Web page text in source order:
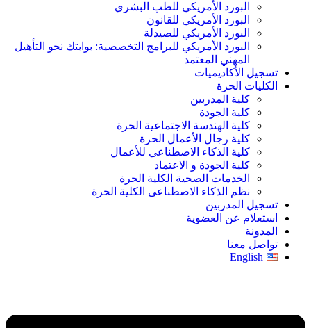
البورد الأمريكي للطب البشري
البورد الأمريكي للقانون
البورد الأمريكي للصيدلة
البورد الأمريكي للبرامج التخصصية: بوابتك نحو التأهيل
المهني المعتمد
تسجيل الأكاديميات
الكليات الحرة
كلية المدربين
كلية الجودة
كلية الهندسة الاجتماعية الحرة
كلية رجال الأعمال الحرة
كلية الذكاء الاصطناعي للأعمال
كلية الجودة و الاعتماد
الخدمات الصحية الكلية الحرة
نظم الذكاء الاصطناعى الكلية الحرة
تسجيل المدربين
استعلام عن العضوية
المدونة
تواصل معنا
English